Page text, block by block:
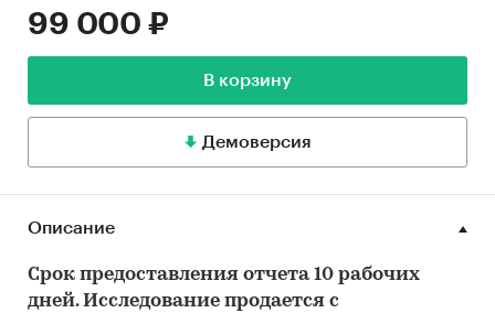
99 000 ₽
В корзину
Демоверсия
Описание
Срок предоставления отчета 10 рабочих
дней. Исследование продается с